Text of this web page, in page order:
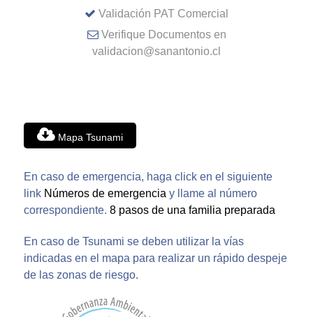
Validación PAT Comercial
Verifique Documentos en
validacion@sanantonio.cl
Mapa Tsunami
En caso de emergencia, haga click en el siguiente
link Números de emergencia y llame al número
correspondiente. 8 pasos de una familia preparada
En caso de Tsunami se deben utilizar la vías
indicadas en el mapa para realizar un rápido despeje
de las zonas de riesgo.